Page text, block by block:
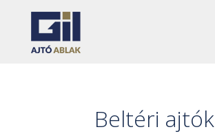
Beltéri ajtók